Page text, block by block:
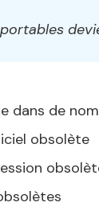
dans de
obsolète